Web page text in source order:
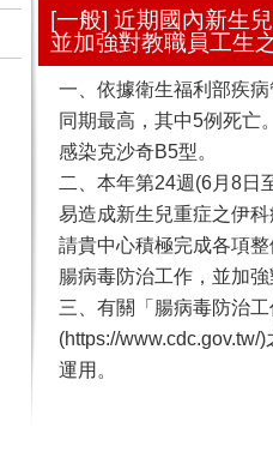
[一般] 近期國內新生
並加強對教職員工生
一、依據衛生福利部疾
同期最高，其中5例死亡
感染克沙奇B5型。
二、本年第24週(6月8日
易造成新生兒重症之伊
請貴中心積極完成各項
腸病毒防治工作，並加
三、有關「腸病毒防治
(https://www.cdc.gov.tw/
運用。